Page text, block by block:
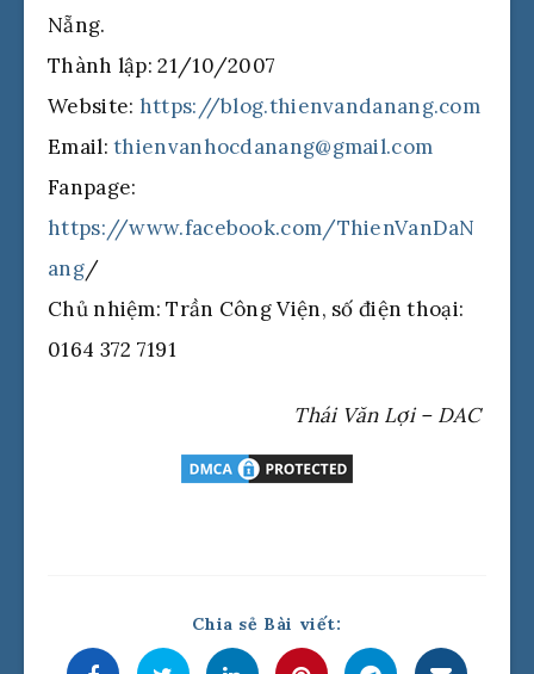
Nẵng.
Thành lập: 21/10/2007
Website: https://blog.thienvandanang.com
Email:thienvanhocdanang@gmail.com
Fanpage:
https://www.facebook.com/ThienVanDaN
ang/
Chủ nhiệm: Trần Công Viện, số điện thoại:
0164 372 7191
Thái Văn Lợi – DAC
Chia sẻ Bài viết: